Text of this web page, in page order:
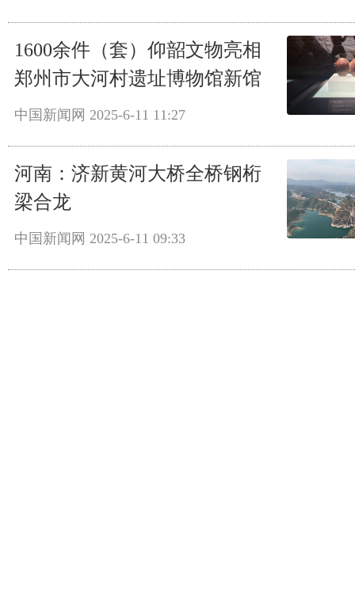
1600余件（套）仰韶文物亮相
郑州市大河村遗址博物馆新馆
中国新闻网 2025-6-11 11:27
河南：济新黄河大桥全桥钢桁
梁合龙
中国新闻网 2025-6-11 09:33